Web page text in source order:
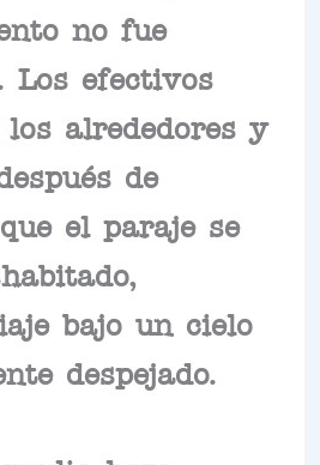
no fue
Los efectivos
alrededores y
de
el paraje se
bajo un cielo
despejado.